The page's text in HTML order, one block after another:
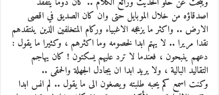
اصدقاؤه من خلال الموبايل حتى وان كان الصديق في اقصى
الارض .. واكثر ما يزعجه الاغبياء وركام المتخلفين الذين ينتقدهم
نقدا مريرا .. لا يهتم ابدا لخصومه وما اكثرهم ، وكثيرا ما يقول :
دعهم ينبحون ، فعندما لا ترد عليهم يسكتون ! كان يهاجم
التقاليد البالية ، ولا يريد ابدا ان يجادل الجهلة والحمقى ..
وكنت اسمع كم يحبه طلبته ويصغون الى ما يقول .. لم انس ابدا